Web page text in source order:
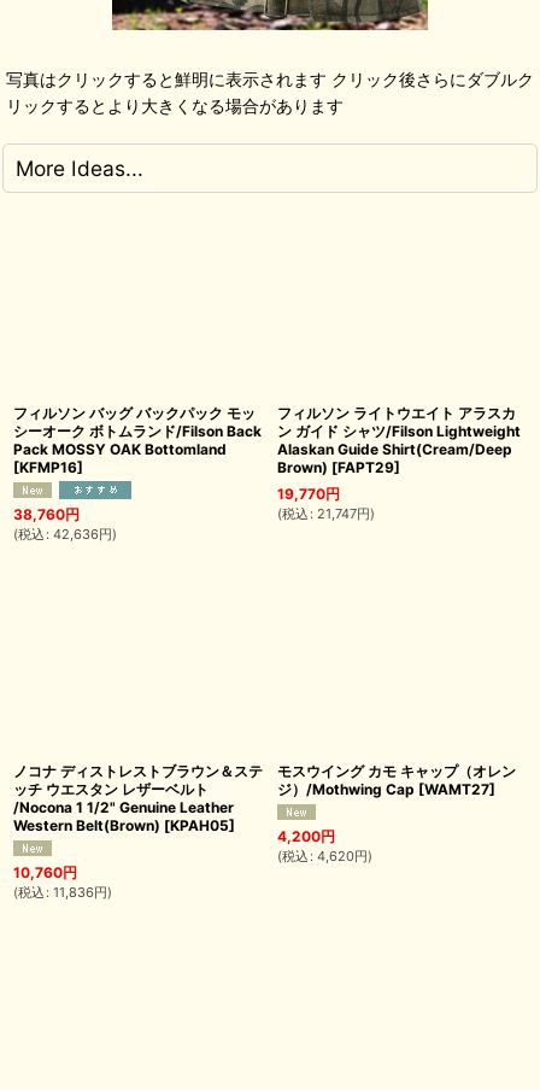
写真はクリックすると鮮明に表示されます クリック後さらにダブルク
リックするとより大きくなる場合があります
More Ideas...
フィルソン バッグ バックパック モッ
シーオーク ボトムランド/Filson Back
Pack MOSSY OAK Bottomland
[KFMP16]
38,760円
(税込 : 42,636円)
フィルソン ライトウエイト アラスカ
ン ガイド シャツ/Filson Lightweight
Alaskan Guide Shirt(Cream/Deep
Brown) [FAPT29]
19,770円
(税込 : 21,747円)
ノコナ ディストレストブラウン＆ステ
ッチ ウエスタン レザーベルト
/Nocona 1 1/2" Genuine Leather
Western Belt(Brown) [KPAH05]
10,760円
(税込 : 11,836円)
モスウイング カモ キャップ（オレン
ジ）/Mothwing Cap [WAMT27]
4,200円
(税込 : 4,620円)